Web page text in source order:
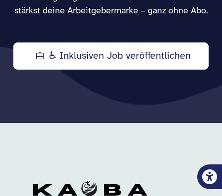
stärkst deine Arbeitgebermarke – ganz ohne Abo.
♿ Inklusiven Job veröffentlichen